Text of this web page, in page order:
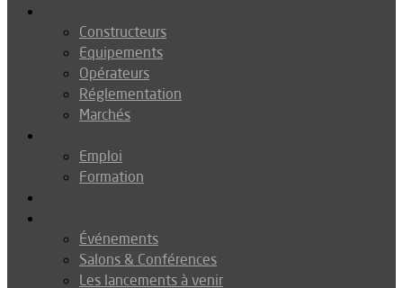
Constructeurs
Equipements
Opérateurs
Réglementation
Marchés
Emploi
Formation
Événements
Salons & Conférences
Les lancements à venir